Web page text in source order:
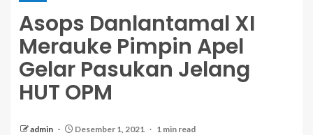
Asops Danlantamal XI
Merauke Pimpin Apel
Gelar Pasukan Jelang
HUT OPM
admin Desember 1, 2021 1 min read